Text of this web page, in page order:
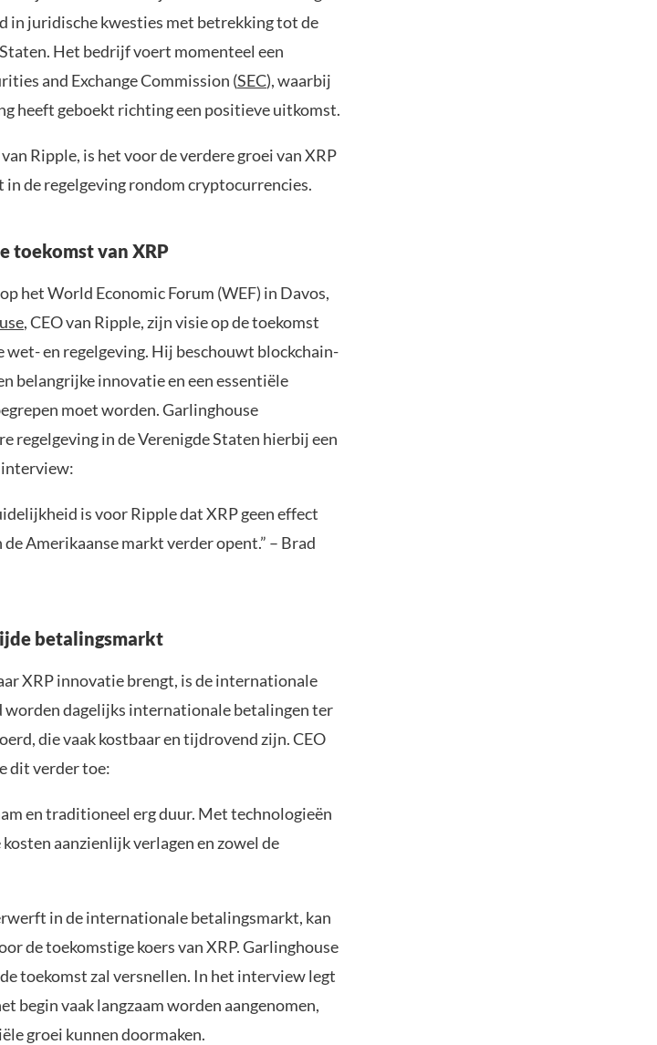
in juridische kwesties met betrekking tot de
Het bedrijf voert momenteel een
and Exchange Commission (SEC), waarbij
heeft geboekt richting een positieve uitkomst.
Ripple, is het voor de verdere groei van XRP
de regelgeving rondom cryptocurrencies.
toekomst van XRP
het World Economic Forum (WEF) in Davos,
, CEO van Ripple, zijn visie op de toekomst
wet- en regelgeving. Hij beschouwt blockchain-
belangrijke innovatie en een essentiële
moet worden. Garlinghouse
regelgeving in de Verenigde Staten hierbij een
interview:
is voor Ripple dat XRP geen effect
Amerikaanse markt verder opent.” – Brad
betalingsmarkt
XRP innovatie brengt, is de internationale
worden dagelijks internationale betalingen ter
die vaak kostbaar en tijdrovend zijn. CEO
dit verder toe:
en traditioneel erg duur. Met technologieën
aanzienlijk verlagen en zowel de
in de internationale betalingsmarkt, kan
de toekomstige koers van XRP. Garlinghouse
toekomst zal versnellen. In het interview legt
begin vaak langzaam worden aangenomen,
groei kunnen doormaken.